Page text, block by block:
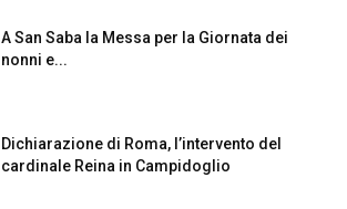
A San Saba la Messa per la Giornata dei
nonni e...
Dichiarazione di Roma, l’intervento del
cardinale Reina in Campidoglio